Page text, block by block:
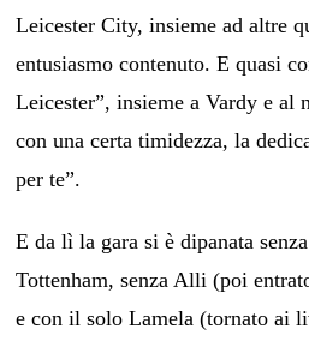
Leicester City, insieme ad altre
entusiasmo contenuto. E quasi
Leicester”, insieme a Vardy e
con una certa timidezza, la
per te”.
E da lì la gara si è dipanata
Tottenham, senza Alli (poi
e con il solo Lamela (tornato ai